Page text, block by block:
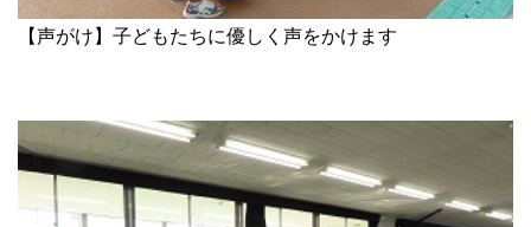
【声がけ】子どもたちに優しく声をかけます